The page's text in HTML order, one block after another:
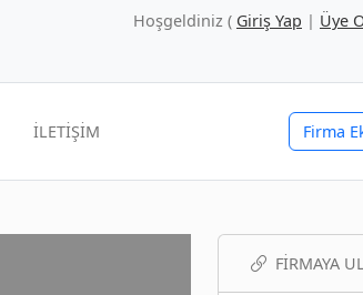
Hoşgeldiniz ( Giriş Yap | Üye
Firma
İLETİŞİM
FIRMAYA